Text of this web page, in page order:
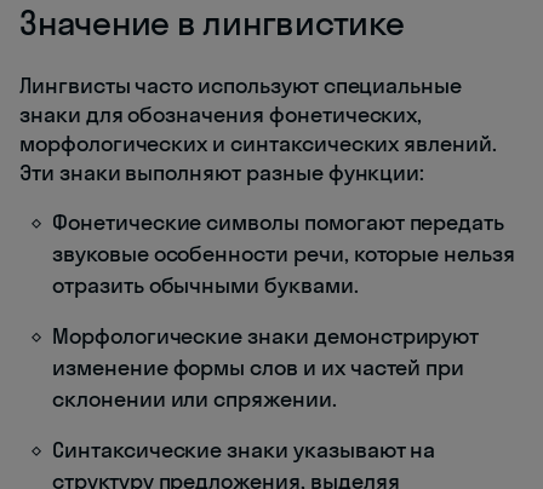
Значение в лингвистике
Лингвисты часто используют специальные
знаки для обозначения фонетических,
морфологических и синтаксических явлений.
Эти знаки выполняют разные функции:
Фонетические символы помогают передать
звуковые особенности речи, которые нельзя
отразить обычными буквами.
Морфологические знаки демонстрируют
изменение формы слов и их частей при
склонении или спряжении.
Синтаксические знаки указывают на
структуру предложения, выделяя